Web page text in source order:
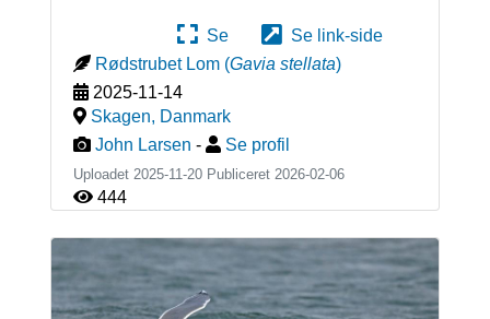
Se
Se link-side
Rødstrubet Lom (Gavia stellata)
2025-11-14
Skagen, Danmark
John Larsen - Se profil
Uploadet 2025-11-20 Publiceret 2026-02-06
444